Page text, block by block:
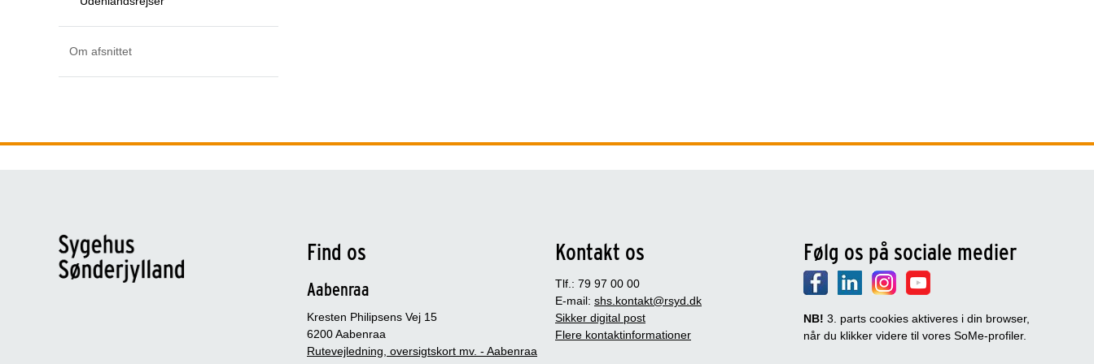
Om afsnittet
Find os
Aabenraa
Kresten Philipsens Vej 15
6200 Aabenraa
Rutevejledning, oversigtskort mv. - Aabenraa
Kontakt os
Tlf.: 79 97 00 00
E-mail: shs.kontakt@rsyd.dk
Sikker digital post
Flere kontaktinformationer
Følg os på sociale medier
NB! 3. parts cookies aktiveres i din browser,
når du klikker videre til vores SoMe-profiler.